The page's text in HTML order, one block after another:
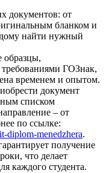
документов: от
бланком и
найти нужный
образцы,
требованиями ГОЗнак,
временем и опытом.
документ
списком
– от
по ссылке:
diplom-menedzhera.
получение
что делает
каждого студента.